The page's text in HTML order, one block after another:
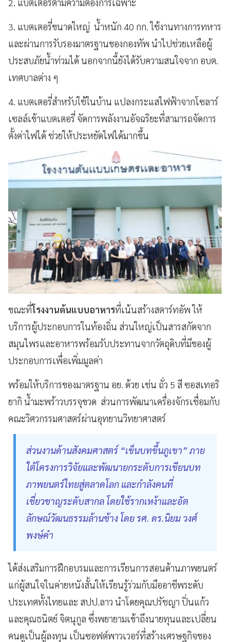
2. แบตเตอรี่ตามความต้องการเฉพาะ
3. แบตเตอรี่ขนาดใหญ่ น้ำหนัก 40 กก. ใช้งานทางการทหาร
และผ่านการรับรองมาตรฐานของกองทัพ นำไปช่วยเหลือผู้
ประสบภัยน้ำท่วมได้ นอกจากนี้ยังได้รับความสนใจจาก อบต.
เทศบาลต่าง ๆ
4. แบตเตอรี่สำหรับใช้ในบ้าน แปลงกระแสไฟฟ้าจากโซลาร์
เซลล์เข้าแบตเตอรี่ จัดการพลังงานอัจฉริยะที่สามารถจัดการ
ตั้งค่าไฟได้ ช่วยให้ประหยัดไฟได้มากขึ้น
ขณะที่โรงงานต้นแบบอาหารที่เน้นสร้างสตาร์ทอัพ ให้
บริการผู้ประกอบการในท้องถิ่น ส่วนใหญ่เป็นสารสกัดจาก
สมุนไพรและอาหารพร้อมรับประทานจากวัตถุดิบที่มีของผู้
ประกอบการเพื่อเพิ่มมูลค่า
พร้อมให้บริการของมาตรฐาน อย. ด้วย เช่น ถั่ว 5 สี ซอสเทอริ
ยากิ น้ำมะพร้าวบรรจุขวด ส่วนการพัฒนาเครื่องจักรเชื่อมกับ
คณะวิศวกรรมศาสตร์ผ่านอุทยานวิทยาศาสตร์
ส่วนงานด้านสังคมศาสตร์ “เข็นบทขึ้นภูเขา” ภาย
ใต้โครงการวิจัยและพัฒนายกระดับการเขียนบท
ภาพยนตร์ไทยสู่ตลาดโลก และกำลังคนที่
เชี่ยวชาญระดับสากล โดยใช้รากเหง้าและอัต
ลักษณ์วัฒนธรรมล้านช้าง โดย รศ. ดร.นิยม วงศ์
พงษ์คำ
ได้ส่งเสริมการฝึกอบรมและการเรียนการสอนด้านภาพยนตร์
แก่ผู้สนใจในค่ายหนังสั้นให้เรียนรู้ร่วมกับมืออาชีพระดับ
ประเทศทั้งไทยและ สปป.ลาว นำโดยคุณปรัชญา ปิ่นแก้ว
และคุณธนิตย์ จิตนุกูล ซึ่งพยายามเข้าถึงนายทุนและเปลี่ยน
คนดูเป็นผู้ลงทุน เป็นซอฟต์พาวเวอร์ที่สร้างเศรษฐกิจของ